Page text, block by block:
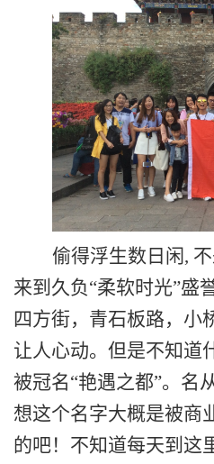
偷得浮生数日闲,
来到久负“柔软时光”盛
四方街，青石板路，小
让人心动。 但是不知道
被冠名“艳遇之都”。名
想这个名字大概是被商
的吧！不知道每天到这